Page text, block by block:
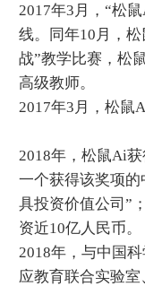
2017年3月，“松
线。同年10月，
战”教学比赛，松
高级教师。
2017年3月，松鼠
2018年，松鼠Ai
一个获得该奖项
具投资价值公司”
资近10亿人民币。
2018年，与中国
应教育联合实验